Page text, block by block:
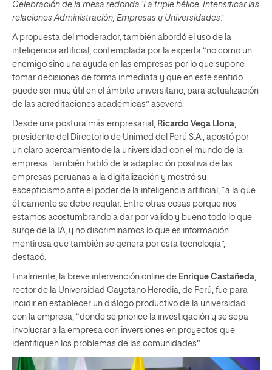
Celebración de la mesa redonda ‘La triple hélice: Intensificar las
relaciones Administración, Empresas y Universidades’.
A propuesta del moderador, también abordó el uso de la
inteligencia artificial, contemplada por la experta “no como un
enemigo sino una ayuda en las empresas por lo que supone
tomar decisiones de forma inmediata y que en este sentido
puede ser muy útil en el ámbito universitario, para actualización
de las acreditaciones académicas” aseveró.
Desde una postura más empresarial, Ricardo Vega Llona,
presidente del Directorio de Unimed del Perú S.A., apostó por
un claro acercamiento de la universidad con el mundo de la
empresa. También habló de la adaptación positiva de las
empresas peruanas a la digitalización y mostró su
escepticismo ante el poder de la inteligencia artificial, “a la que
éticamente se debe regular. Entre otras cosas porque nos
estamos acostumbrando a dar por válido y bueno todo lo que
surge de la IA, y no discriminamos lo que es información
mentirosa que también se genera por esta tecnología”,
destacó.
Finalmente, la breve intervención online de Enrique Castañeda,
rector de la Universidad Cayetano Heredia, de Perú, fue para
incidir en establecer un diálogo productivo de la universidad
con la empresa, “donde se priorice la investigación y se sepa
involucrar a la empresa con inversiones en proyectos que
identifiquen los problemas de las comunidades”